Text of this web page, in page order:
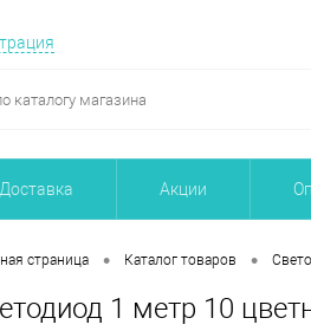
Акции
страница • Каталог товаров •
1 метр 10